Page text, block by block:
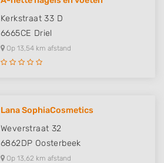
Kerkstraat 33 D
6665CE Driel
Op 13,54 km afstand
Lana SophiaCosmetics
Weverstraat 32
6862DP Oosterbeek
Op 13,62 km afstand